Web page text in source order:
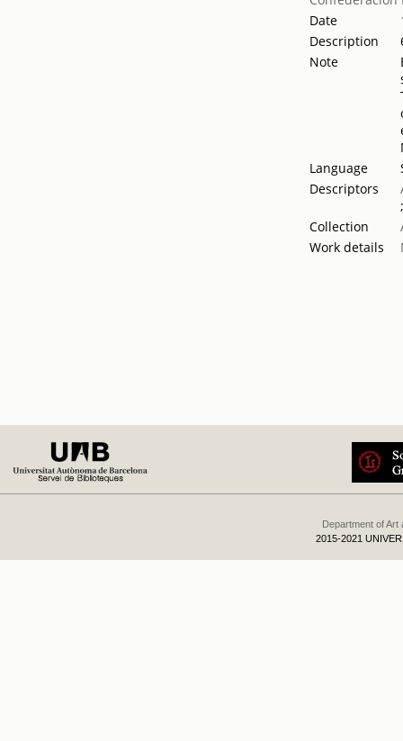
Date
Description
Note
Language
Descriptors
Collection
Work details
Department of Art
2015-2021